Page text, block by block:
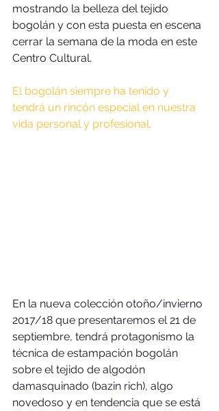
mostrando la belleza del tejido
bogolán y con esta puesta en escena
cerrar la semana de la moda en este
Centro Cultural.
El bogolán siempre ha tenido y
tendrá un rincón especial en nuestra
vida personal y profesional.
En la nueva colección otoño/invierno
2017/18 que presentaremos el 21 de
septiembre, tendrá protagonismo la
técnica de estampación bogolán
sobre el tejido de algodón
damasquinado (bazin rich), algo
novedoso y en tendencia que se está